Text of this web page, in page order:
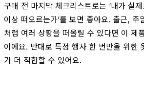
구매 전 마지막 체크리스트로는 ‘내가 실
이상 떠오르는가’를 보면 좋아요. 출근, 주
처럼 여러 상황을 떠올릴 수 있다면 이 제
이에요. 반대로 특정 행사 한 번만을 위한
가 더 적합할 수 있어요.